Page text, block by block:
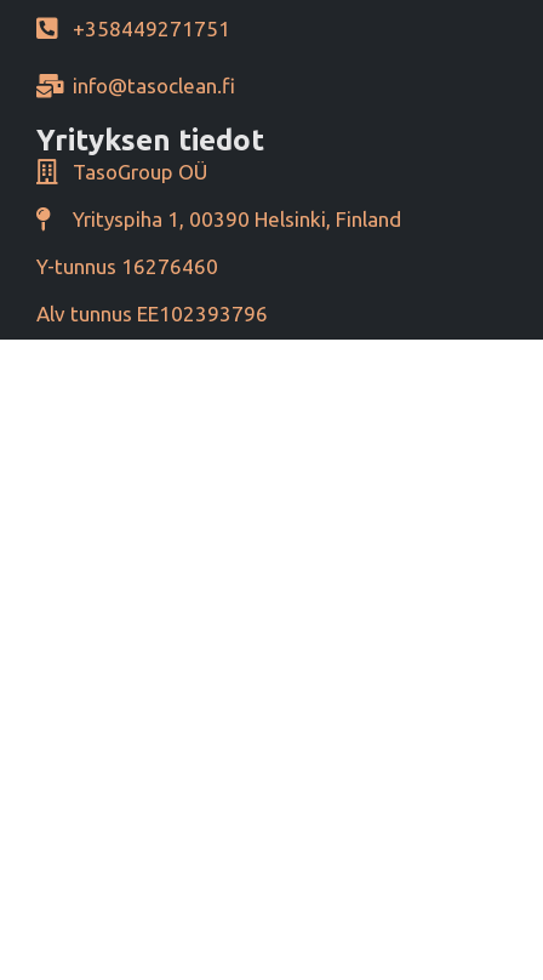
+358449271751
info@tasoclean.fi
Yrityksen tiedot
TasoGroup OÜ
Yrityspiha 1, 00390 Helsinki, Finland
Y-tunnus 16276460
Alv tunnus EE102393796